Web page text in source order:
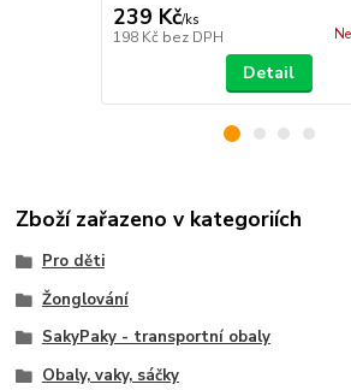
239 Kč/ks
198 Kč bez DPH
Detail
Zboží zařazeno v kategoriích
Pro děti
Žonglování
SakyPaky - transportní obaly
Obaly, vaky, sáčky